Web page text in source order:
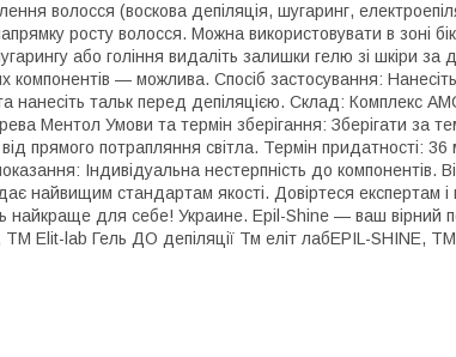
волосся (воскова депіляція, шугаринг,
росту волосся. Можна використовувати в зоні
або гоління видаліть залишки гелю зі шкіри за
компонентів — можлива. Спосіб застосування:
нанесіть тальк перед депіляцією. Склад: Комплекс
Ментол Умови та термін зберігання: Зберігати за
прямого потрапляння світла. Термін придатності:
Індивідуальна нестерпність до компонентів.
найвищим стандартам якості. Довіртеся експертам
найкраще для себе! Украине. Epil-Shine — ваш вірний
ТM Elit-lab Гель ДО депіляції Тм еліт лабEPIL-SHINE,